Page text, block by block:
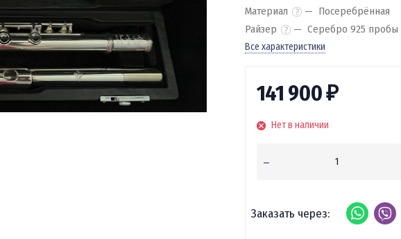
Материал
Посеребрённая
Райзер
Серебро 925 пробы
Все характеристики
141 900₽
Нет в наличии
Заказать через: